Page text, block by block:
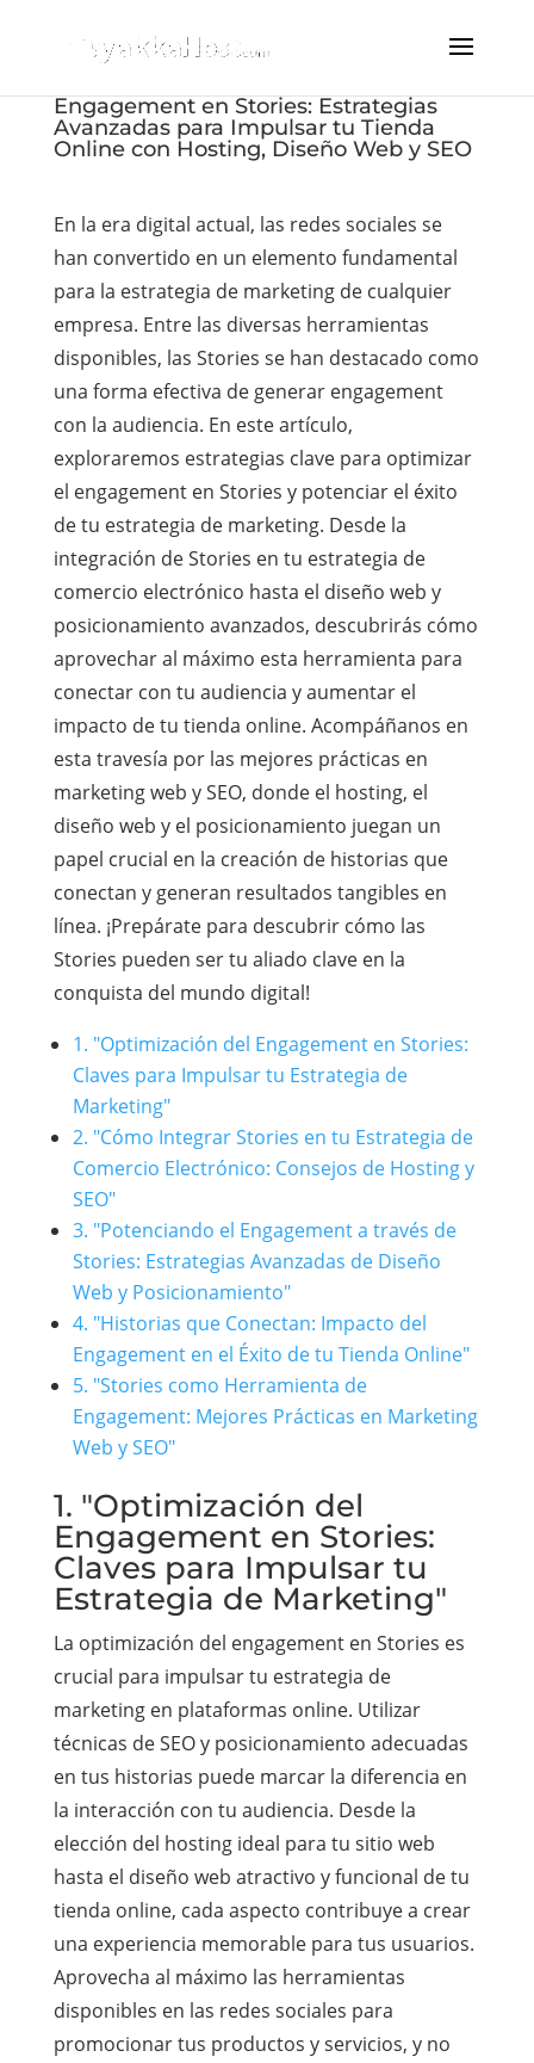
Engagement en Stories: Estrategias
Avanzadas para Impulsar tu Tienda
Online con Hosting, Diseño Web y SEO
En la era digital actual, las redes sociales se
han convertido en un elemento fundamental
para la estrategia de marketing de cualquier
empresa. Entre las diversas herramientas
disponibles, las Stories se han destacado como
una forma efectiva de generar engagement
con la audiencia. En este artículo,
exploraremos estrategias clave para optimizar
el engagement en Stories y potenciar el éxito
de tu estrategia de marketing. Desde la
integración de Stories en tu estrategia de
comercio electrónico hasta el diseño web y
posicionamiento avanzados, descubrirás cómo
aprovechar al máximo esta herramienta para
conectar con tu audiencia y aumentar el
impacto de tu tienda online. Acompáñanos en
esta travesía por las mejores prácticas en
marketing web y SEO, donde el hosting, el
diseño web y el posicionamiento juegan un
papel crucial en la creación de historias que
conectan y generan resultados tangibles en
línea. ¡Prepárate para descubrir cómo las
Stories pueden ser tu aliado clave en la
conquista del mundo digital!
1. "Optimización del Engagement en Stories:
Claves para Impulsar tu Estrategia de
Marketing"
2. "Cómo Integrar Stories en tu Estrategia de
Comercio Electrónico: Consejos de Hosting y
SEO"
3. "Potenciando el Engagement a través de
Stories: Estrategias Avanzadas de Diseño
Web y Posicionamiento"
4. "Historias que Conectan: Impacto del
Engagement en el Éxito de tu Tienda Online"
5. "Stories como Herramienta de
Engagement: Mejores Prácticas en Marketing
Web y SEO"
1. "Optimización del
Engagement en Stories:
Claves para Impulsar tu
Estrategia de Marketing"
La optimización del engagement en Stories es
crucial para impulsar tu estrategia de
marketing en plataformas online. Utilizar
técnicas de SEO y posicionamiento adecuadas
en tus historias puede marcar la diferencia en
la interacción con tu audiencia. Desde la
elección del hosting ideal para tu sitio web
hasta el diseño web atractivo y funcional de tu
tienda online, cada aspecto contribuye a crear
una experiencia memorable para tus usuarios.
Aprovecha al máximo las herramientas
disponibles en las redes sociales para
promocionar tus productos y servicios, y no